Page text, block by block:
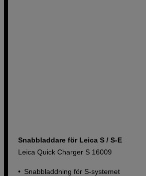
Snabbladdare för Leica S / S-E
Leica Quick Charger S 16009
Snabbladdning för S-systemet